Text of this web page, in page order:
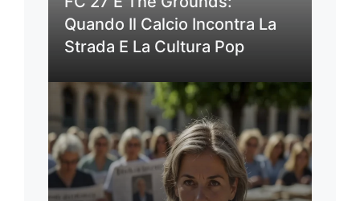
Quando Il Calcio Incontra La
Strada E La Cultura Pop